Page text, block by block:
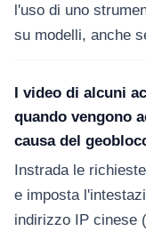
l'uso di uno
su modelli, anche
I video di alcuni
quando vengono
causa del
Instrada le
e imposta
indirizzo IP cinese